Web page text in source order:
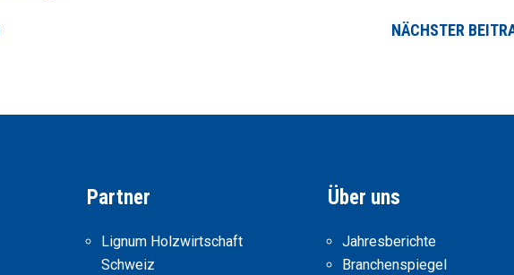
NÄCHSTER
Partner
Lignum Holzwirtschaft
Schweiz
Über uns
Jahresberichte
Branchenspiegel